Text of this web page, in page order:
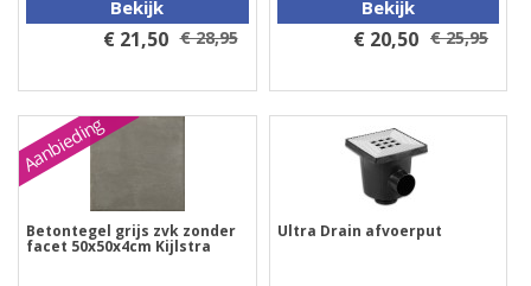
Bekijk
€ 21,50 € 28,95
Bekijk
€ 20,50 € 25,95
Aanbieding
Betontegel grijs zvk zonder
facet 50x50x4cm Kijlstra
Ultra Drain afvoerput